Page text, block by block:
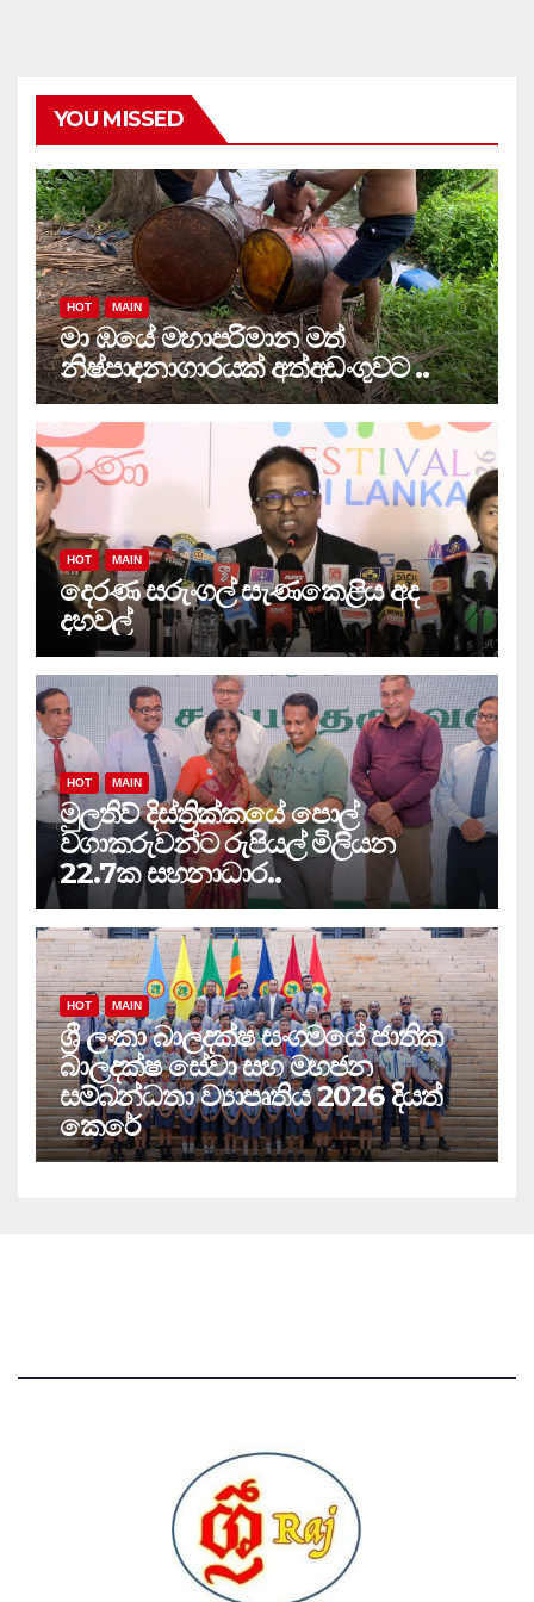
YOU MISSED
HOT MAIN
මා ඹයේ මහාපරිමාන මත්
නිෂ්පාදනාගාරයක් අත්අඩංගුවට ..
HOT MAIN
දෙරණ සරුංගල් සැණකෙළිය අද
දහවල්
HOT MAIN
මුලතිව් දිස්ත්‍රික්කයේ පොල්
වගාකරුවන්ට රුපියල් මිලියන
22.7ක සහනාධාර..
HOT MAIN
ශ්‍රී ලංකා බාලදක්ෂ සංගමයේ ජාතික
බාලදක්ෂ සේවා සහ මහජන
සම්බන්ධතා ව්‍යාපෘතිය 2026 දියත්
කෙරේ